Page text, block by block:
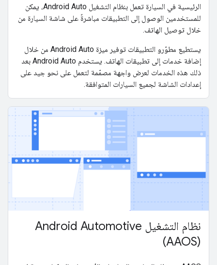
الرئيسية في السيارة تعمل بنظام التشغيل Android Auto، يمكن
للمستخدمين الوصول إلى التطبيقات مباشرةً على شاشة السيارة من
خلال توصيل الهاتف.
يستطيع مطوّرو التطبيقات توفير ميزة Android Auto من خلال
إضافة خدمات إلى تطبيقات الهاتف. يستخدم Android Auto بعد
ذلك هذه الخدمات لعرض واجهة مصمّمة لتعمل على نحو جيد على
إعدادات الشاشة لجميع السيارات المتوافقة.
نظام التشغيل Android Automotive
(AAOS)